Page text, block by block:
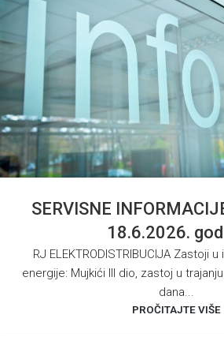
SERVISNE
18.6.2026.
RJ ELEKTRODISTRIBUCIJA Zastoji
energije: Mujkići III dio, zastoj u
dana...
PROČITAJTE VIŠE